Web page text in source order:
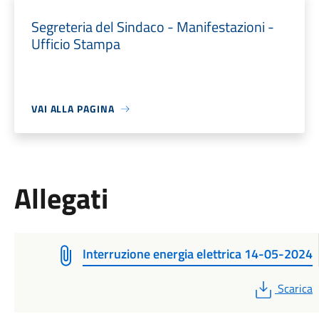
Segreteria del Sindaco - Manifestazioni -
Ufficio Stampa
VAI ALLA PAGINA
Allegati
Interruzione energia elettrica 14-05-2024
PDF
Scarica